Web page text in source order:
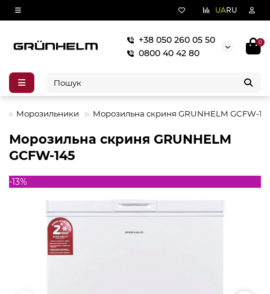
UARU
+38 050 260 05 50
0800 40 42 80
0
Морозильники Морозильна скриня GRUNHELM GCFW-
Морозильна скриня GRUNHELM
GCFW-145
-13%